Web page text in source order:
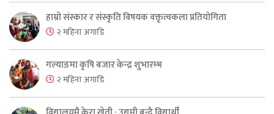
हाम्रो संस्कार र संस्कृति विषयक वक्तृत्वकला प्रतियोगिता
२ महिना अगाडि
गल्याङमा कृषि बजार केन्द्र शुभारम्भ
२ महिना अगाडि